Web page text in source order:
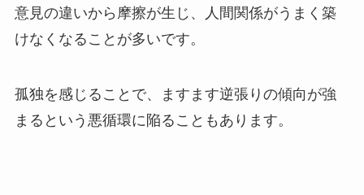
意見の違いから摩擦が生じ、人間関係がうまく築
けなくなることが多いです。
孤独を感じることで、ますます逆張りの傾向が強
まるという悪循環に陥ることもあります。